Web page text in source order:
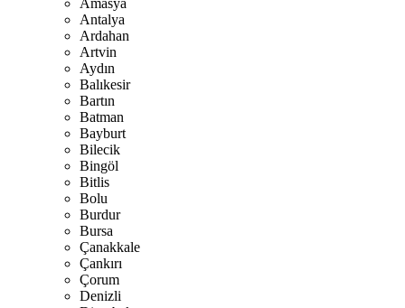
Amasya
Antalya
Ardahan
Artvin
Aydın
Balıkesir
Bartın
Batman
Bayburt
Bilecik
Bingöl
Bitlis
Bolu
Burdur
Bursa
Çanakkale
Çankırı
Çorum
Denizli